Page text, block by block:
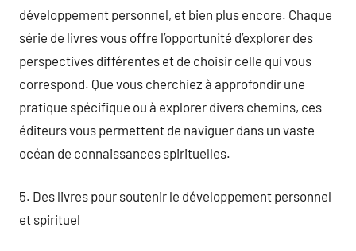
développement personnel, et bien plus encore. Chaque
série de livres vous offre l’opportunité d’explorer des
perspectives différentes et de choisir celle qui vous
correspond. Que vous cherchiez à approfondir une
pratique spécifique ou à explorer divers chemins, ces
éditeurs vous permettent de naviguer dans un vaste
océan de connaissances spirituelles.
5. Des livres pour soutenir le développement personnel
et spirituel